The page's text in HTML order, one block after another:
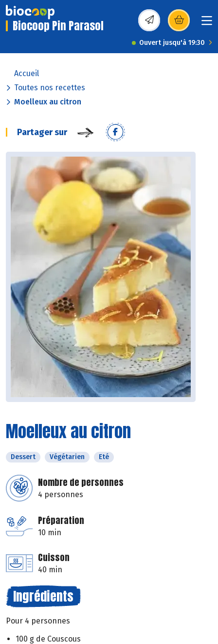
Biocoop Pin Parasol (s’ouvre dans une
Ouvert jusqu'à 19:30
Accueil
Toutes nos recettes
Moelleux au citron
Partager sur
Moelleux au citron
Dessert Végétarien Eté
Nombre de personnes
4 personnes
Préparation
10 min
Cuisson
40 min
Ingrédients
Pour 4 personnes
100 g de Couscous